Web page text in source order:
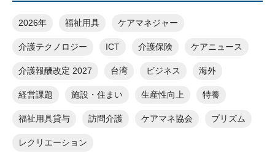
2026年 福祉用具 ケアマネジャー
介護テクノロジー ICT 介護保険 ケアニュース
介護報酬改定 2027 台湾 ビジネス 海外
経営課題 施設・住まい 生産性向上 特養
福祉用具貸与 訪問介護 ケアマネ協会 プリズム
レクリエーション